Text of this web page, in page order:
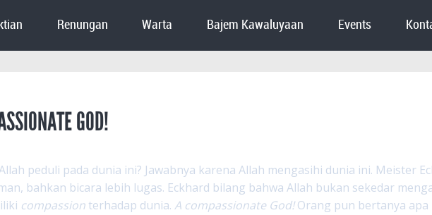
Renungan Warta Bajem Kawaluyaan Events
GOD!
peduli pada dunia ini? Jawabnya karena Allah mengasihi dunia ini. Meister
bahkan bicara lebih lugas. Eckhard bilang bahwa Allah bukan sekedar
compassion terhadap dunia.A compassionate God!Orang pun bertanya apa